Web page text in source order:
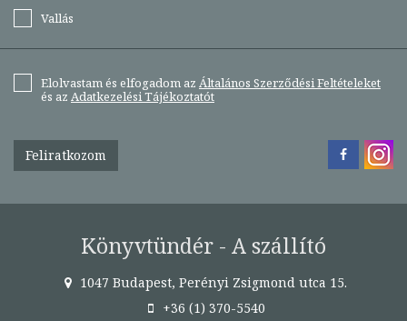
Vallás
Elolvastam és elfogadom az Általános Szerződési Feltételeket
és az Adatkezelési Tájékoztatót
Feliratkozom
Könyvtündér - A szállító
1047 Budapest, Perényi Zsigmond utca 15.
+36 (1) 370-5540